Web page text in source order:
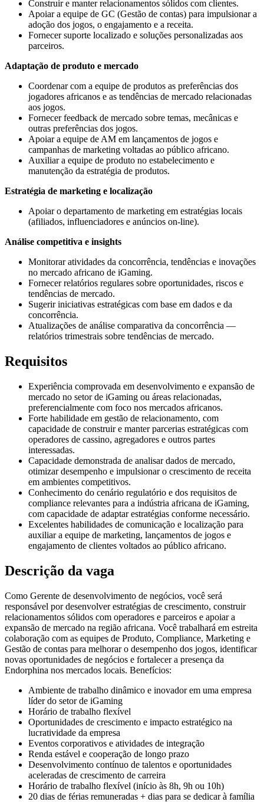
Construir e manter relacionamentos sólidos com clientes.
Apoiar a equipe de GC (Gestão de contas) para impulsionar a
adoção dos jogos, o engajamento e a receita.
Fornecer suporte localizado e soluções personalizadas aos
parceiros.
Adaptação de produto e mercado
Coordenar com a equipe de produtos as preferências dos
jogadores africanos e as tendências de mercado relacionadas
aos jogos.
Fornecer feedback de mercado sobre temas, mecânicas e
outras preferências dos jogos.
Apoiar a equipe de AM em lançamentos de jogos e
campanhas de marketing voltadas ao público africano.
Auxiliar a equipe de produto no estabelecimento e
manutenção da estratégia de produtos.
Estratégia de marketing e localização
Apoiar o departamento de marketing em estratégias locais
(afiliados, influenciadores e anúncios on-line).
Análise competitiva e insights
Monitorar atividades da concorrência, tendências e inovações
no mercado africano de iGaming.
Fornecer relatórios regulares sobre oportunidades, riscos e
tendências de mercado.
Sugerir iniciativas estratégicas com base em dados e da
concorrência.
Atualizações de análise comparativa da concorrência —
relatórios trimestrais sobre tendências de mercado.
Requisitos
Experiência comprovada em desenvolvimento e expansão de
mercado no setor de iGaming ou áreas relacionadas,
preferencialmente com foco nos mercados africanos.
Forte habilidade em gestão de relacionamento, com
capacidade de construir e manter parcerias estratégicas com
operadores de cassino, agregadores e outros partes
interessadas.
Capacidade demonstrada de analisar dados de mercado,
otimizar desempenho e impulsionar o crescimento de receita
em ambientes competitivos.
Conhecimento do cenário regulatório e dos requisitos de
compliance relevantes para a indústria africana de iGaming,
com capacidade de adaptar estratégias conforme necessário.
Excelentes habilidades de comunicação e localização para
auxiliar a equipe de marketing, lançamentos de jogos e
engajamento de clientes voltados ao público africano.
Descrição da vaga
Como Gerente de desenvolvimento de negócios, você será
responsável por desenvolver estratégias de crescimento, construir
relacionamentos sólidos com operadores e parceiros e apoiar a
expansão de mercado na região africana. Você trabalhará em estreita
colaboração com as equipes de Produto, Compliance, Marketing e
Gestão de contas para melhorar o desempenho dos jogos, identificar
novas oportunidades de negócios e fortalecer a presença da
Endorphina nos mercados locais. Benefícios:
Ambiente de trabalho dinâmico e inovador em uma empresa
líder do setor de iGaming
Horário de trabalho flexível
Oportunidades de crescimento e impacto estratégico na
lucratividade da empresa
Eventos corporativos e atividades de integração
Renda estável e cooperação de longo prazo
Desenvolvimento contínuo de talentos e oportunidades
aceleradas de crescimento de carreira
Horário de trabalho flexível (início às 8h, 9h ou 10h)
20 dias de férias remuneradas + dias para se dedicar à família